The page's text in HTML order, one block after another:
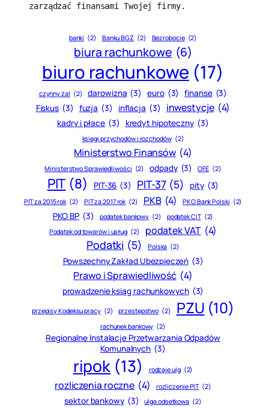
zarządzać finansami Twojej firmy.
banki (2) Banku BGŻ (2) Bezrobocie (2)
biura rachunkowe (6)
biuro rachunkowe (17)
czynny żal (2) darowizna (3) euro (3) finanse (3)
Fiskus (3) fuzja (3) inflacja (3) inwestycje (4)
kadry i płace (3) kredyt hipoteczny (3)
księgi przychodów i rozchodów (2)
Ministerstwo Finansów (4)
Ministerstwo Sprawiedliwości (2) odpady (3) OFE (2)
PIT (8) PIT-36 (3) PIT-37 (5) pity (3)
PIT za 2015 rok (2) PIT za 2017 rok (2) PKB (4) PKO Bank Polski (2)
PKO BP (3) podatek bankowy (2) podatek CIT (2)
Podatek od towarów i usług (2) podatek VAT (4)
Podatki (5) Polska (2)
Powszechny Zakład Ubezpieczeń (3)
Prawo i Sprawiedliwość (4)
prowadzenie ksiąg rachunkowych (3)
przepisy Kodeksu pracy (2) przestępstwo (2) PZU (10)
rachunek bankowy (2)
Regionalne Instalacje Przetwarzania Odpadów
Komunalnych (3)
ripok (13) rodzaje ulg (2)
rozliczenia roczne (4) rozliczenie PIT (2)
sektor bankowy (3) ulga odsetkowa (2)